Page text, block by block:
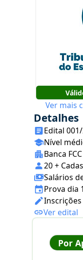
Ver mais
Detalhes
Edital
Nível
Banca FCC
20 +
Salários
Prova dia
Ver edital
Por